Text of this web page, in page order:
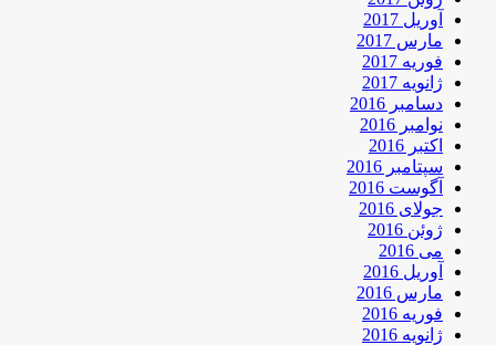
آوریل 2017
مارس 2017
فوریه 2017
ژانویه 2017
دسامبر 2016
نوامبر 2016
اکتبر 2016
سپتامبر 2016
آگوست 2016
جولای 2016
ژوئن 2016
می 2016
آوریل 2016
مارس 2016
فوریه 2016
ژانویه 2016